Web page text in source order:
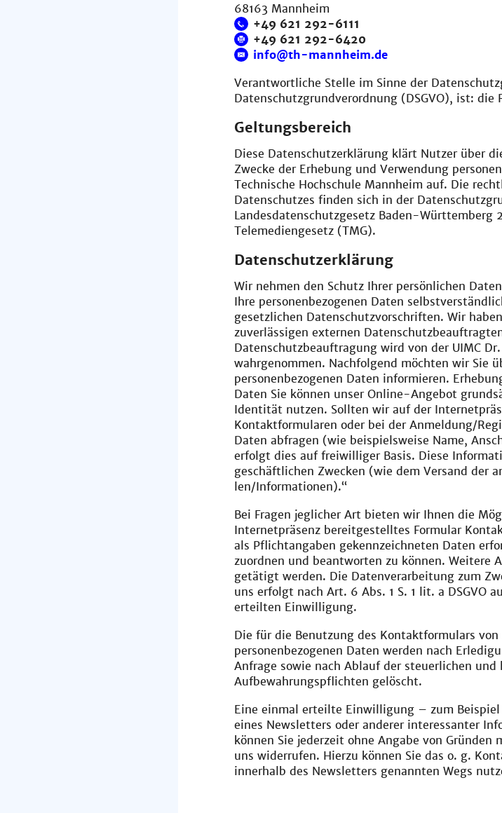
68163 Mannheim
+49 621 292-6111
+49 621 292-6420
info@th-mannheim.de
Verantwortliche Stelle im Sinne der
Datenschutzgrundverordnung (DSGVO), ist: die
Geltungsbereich
Diese Datenschutzerklärung klärt Nutzer über
Zwecke der Erhebung und Verwendung
Technische Hochschule Mannheim auf. Die
Datenschutzes finden sich in der
Landesdatenschutzgesetz Baden-Württemberg
Telemediengesetz (TMG).
Datenschutzerklärung
Wir nehmen den Schutz Ihrer persönlichen
Ihre personenbezogenen Daten
gesetzlichen Datenschutzvorschriften. Wir
zuverlässigen externen
Datenschutzbeauftragung wird von der UIMC
wahrgenommen. Nachfolgend möchten wir Sie
personenbezogenen Daten informieren.
Daten Sie können unser Online-Angebot
Identität nutzen. Sollten wir auf der
Kontaktformularen oder bei der Anmeldung/
Daten abfragen (wie beispielsweise Name,
erfolgt dies auf freiwilliger Basis. Diese
geschäftlichen Zwecken (wie dem Versand der
len/Informationen).“
Bei Fragen jeglicher Art bieten wir Ihnen die
Internetpräsenz bereitgestelltes Formular
als Pflichtangaben gekennzeichneten Daten
zuordnen und beantworten zu können. Weitere
getätigt werden. Die Datenverarbeitung zum
uns erfolgt nach Art. 6 Abs. 1 S. 1 lit. a DSGVO
erteilten Einwilligung.
Die für die Benutzung des Kontaktformulars von
personenbezogenen Daten werden nach
Anfrage sowie nach Ablauf der steuerlichen und
Aufbewahrungspflichten gelöscht.
Eine einmal erteilte Einwilligung – zum Beispiel
eines Newsletters oder anderer interessanter
können Sie jederzeit ohne Angabe von
uns widerrufen. Hierzu können Sie das o. g.
innerhalb des Newsletters genannten Wegs